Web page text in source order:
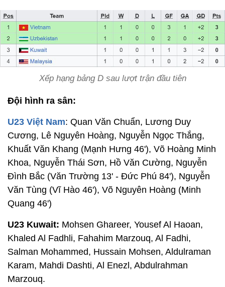
Xếp hạng bảng D sau lượt trận đầu tiên
Đội hình ra sân:
U23 Việt Nam: Quan Văn Chuẩn, Lương Duy
Cương, Lê Nguyên Hoàng, Nguyễn Ngọc Thắng,
Khuất Văn Khang (Mạnh Hưng 46'), Võ Hoàng Minh
Khoa, Nguyễn Thái Sơn, Hồ Văn Cường, Nguyễn
Đình Bắc (Văn Trường 13' - Đức Phú 84'), Nguyễn
Văn Tùng (Vĩ Hào 46'), Võ Nguyên Hoàng (Minh
Quang 46')
U23 Kuwait: Mohsen Ghareer, Yousef Al Haoan,
Khaled Al Fadhli, Fahahim Marzouq, Al Fadhi,
Salman Mohammed, Hussain Mohsen, Aldulraman
Karam, Mahdi Dashti, Al Enezl, Abdulrahman
Marzouq.